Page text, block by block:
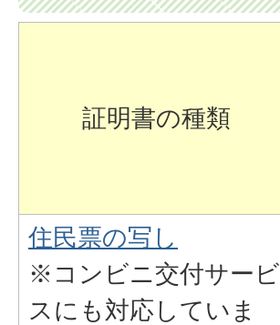
証明書の種類
住民票の写し
※コンビニ交付サービ
スにも対応していま